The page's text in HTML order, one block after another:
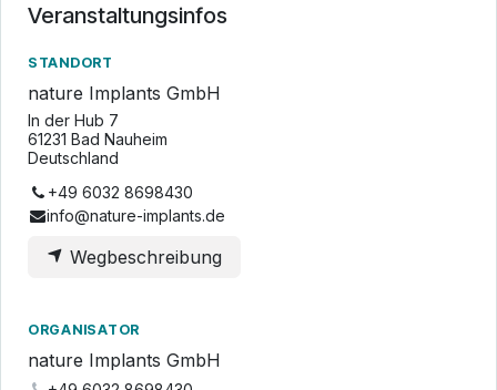
Veranstaltungsinfos
STANDORT
nature Implants GmbH
In der Hub 7
61231 Bad Nauheim
Deutschland
+49 6032 8698430
info@nature-implants.de
Wegbeschreibung
ORGANISATOR
nature Implants GmbH